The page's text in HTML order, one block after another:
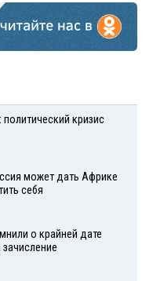
политический кризис
может дать Африке
себя
о крайней дате